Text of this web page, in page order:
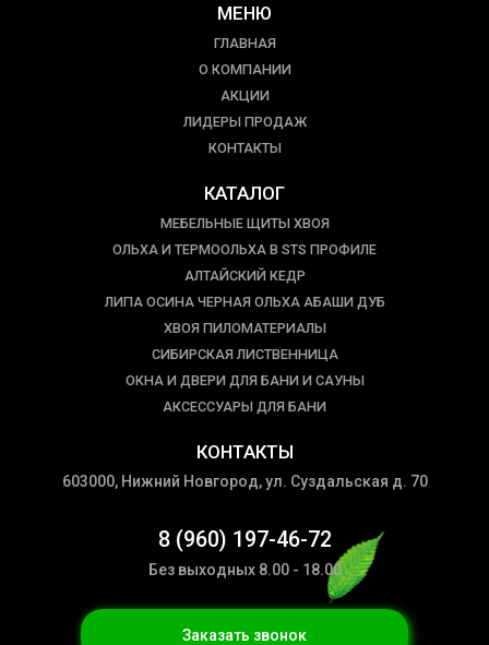
МЕНЮ
ГЛАВНАЯ
О КОМПАНИИ
АКЦИИ
ЛИДЕРЫ ПРОДАЖ
КОНТАКТЫ
КАТАЛОГ
МЕБЕЛЬНЫЕ ЩИТЫ ХВОЯ
ОЛЬХА И ТЕРМООЛЬХА В STS ПРОФИЛЕ
АЛТАЙСКИЙ КЕДР
ЛИПА ОСИНА ЧЕРНАЯ ОЛЬХА АБАШИ ДУБ
ХВОЯ ПИЛОМАТЕРИАЛЫ
СИБИРСКАЯ ЛИСТВЕННИЦА
ОКНА И ДВЕРИ ДЛЯ БАНИ И САУНЫ
АКСЕССУАРЫ ДЛЯ БАНИ
КОНТАКТЫ
603000, Нижний Новгород, ул. Суздальская д. 70
8 (960) 197-46-72
Без выходных 8.00 - 18.00
Заказать звонок